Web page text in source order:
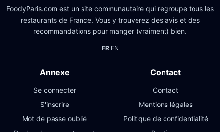
FoodyParis.com est un site communautaire qui regroupe tous les
restaurants de France. Vous y trouverez des avis et des
recommandations pour manger (vraiment) bien.
FR| EN
Annexe
Se connecter
S'inscrire
Mot de passe oublié
Contact
Contact
Mentions légales
Politique de confidentialité